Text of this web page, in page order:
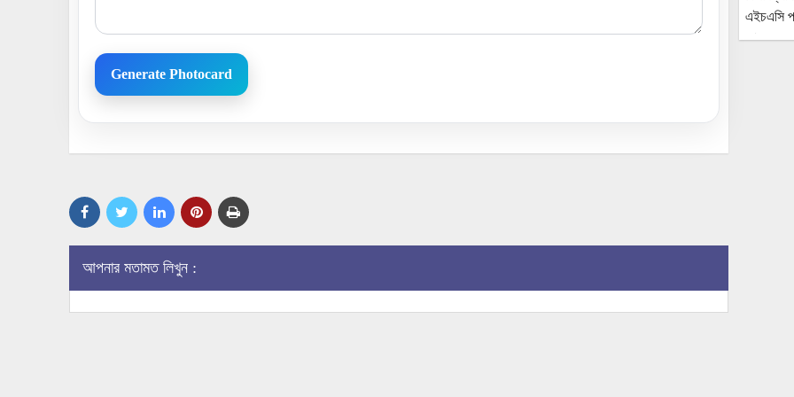
Generate Photocard
আপনার মতামত লিখুন :